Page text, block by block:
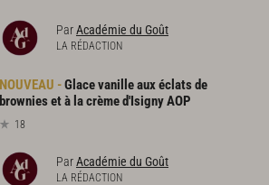
ParAcadémie du Goût
LA RÉDACTION
Glace vanille aux éclats de
brownies et à la crème d'Isigny AOP
18
ParAcadémie du Goût
LA RÉDACTION